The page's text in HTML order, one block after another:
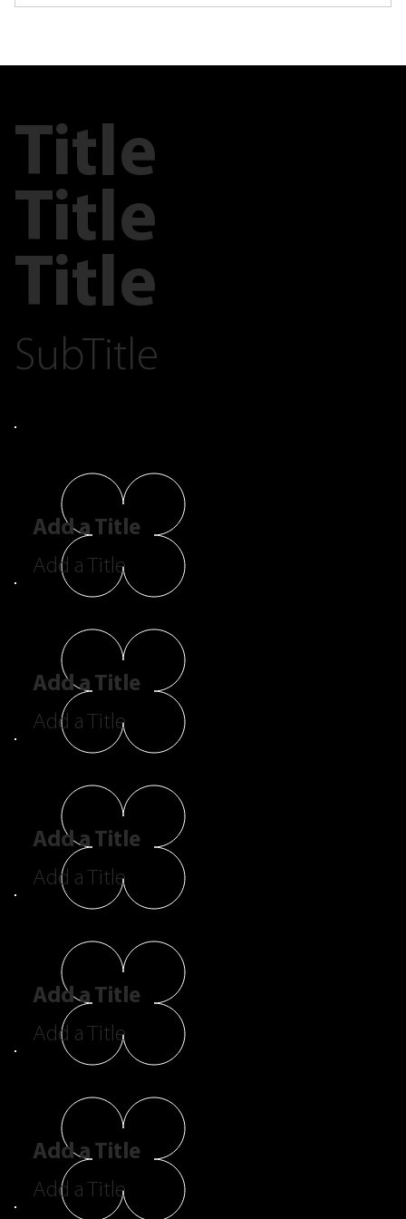
Title
Title
Title
SubTitle
Add a Title
Add a Title
Add a Title
Add a Title
Add a Title
Add a Title
Add a Title
Add a Title
Add a Title
Add a Title